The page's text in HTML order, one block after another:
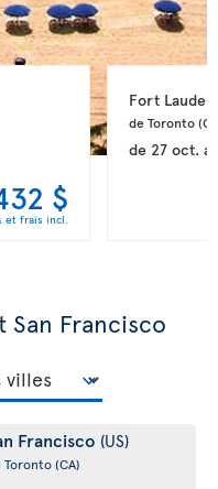
$
et frais incl.
Fort
de Toronto
de 27 oct.
San Francisco
Francisco (US)
Toronto(CA)